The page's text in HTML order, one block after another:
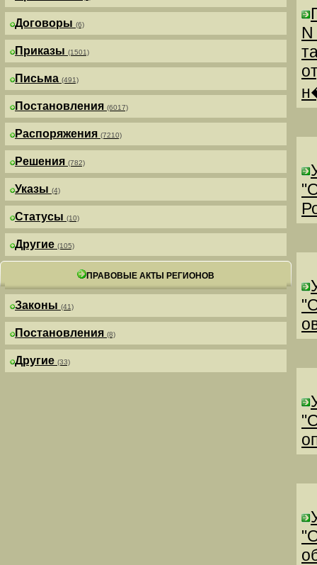
Договоры (6)
Приказы (1501)
Письма (491)
Постановления (6017)
Распоряжения (7210)
Решения (782)
Указы (4)
Статусы (10)
Другие (105)
ПРАВОВЫЕ АКТЫ РЕГИОНОВ
Законы (41)
Постановления (8)
Другие (33)